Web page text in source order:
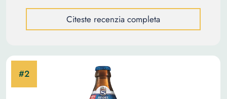
Citeste recenzia completa